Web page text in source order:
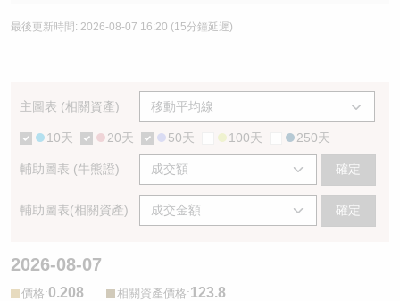
最後更新時間: 2026-08-07 16:20 (15分鐘延遲)
主圖表 (相關資產)
10天 20天 50天 100天 250天
輔助圖表 (牛熊證) 確定
輔助圖表(相關資產) 確定
2026-08-07
價格:0.208 相關資產價格:123.8